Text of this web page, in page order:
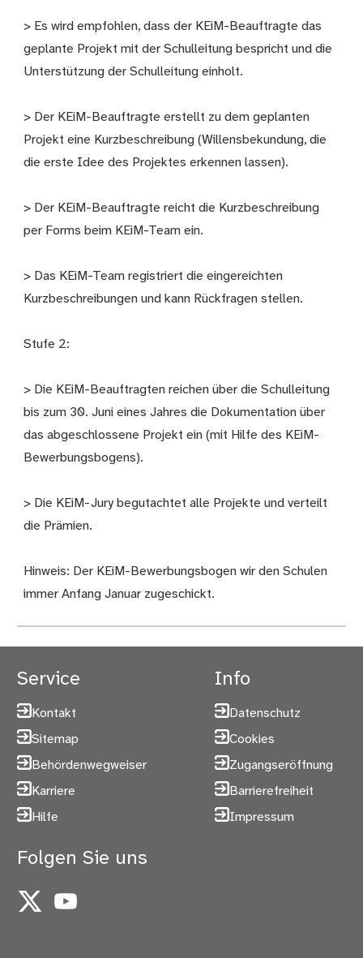
> Es wird empfohlen, dass der KEiM-Beauftragte das
geplante Projekt mit der Schulleitung bespricht und die
Unterstützung der Schulleitung einholt.
> Der KEiM-Beauftragte erstellt zu dem geplanten
Projekt eine Kurzbeschreibung (Willensbekundung, die
die erste Idee des Projektes erkennen lassen).
> Der KEiM-Beauftragte reicht die Kurzbeschreibung
per Forms beim KEiM-Team ein.
> Das KEiM-Team registriert die eingereichten
Kurzbeschreibungen und kann Rückfragen stellen.
Stufe 2:
> Die KEiM-Beauftragten reichen über die Schulleitung
bis zum 30. Juni eines Jahres die Dokumentation über
das abgeschlossene Projekt ein (mit Hilfe des KEiM-
Bewerbungsbogens).
> Die KEiM-Jury begutachtet alle Projekte und verteilt
die Prämien.
Hinweis: Der KEiM-Bewerbungsbogen wir den Schulen
immer Anfang Januar zugeschickt.
Service
Kontakt
Sitemap
Behördenwegweiser
Karriere
Hilfe
Info
Datenschutz
Cookies
Zugangseröffnung
Barrierefreiheit
Impressum
Folgen Sie uns
X YouTube